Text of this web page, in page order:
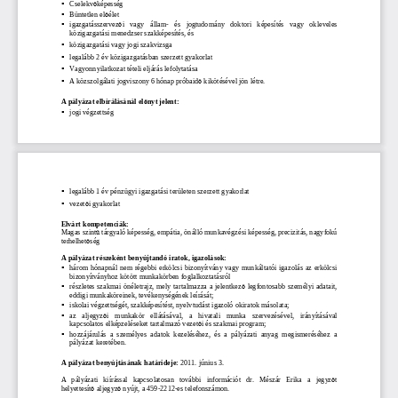

Cselekv őképesség

Büntetlen el őélet

igazgatásszervez ői   vagy   állam-   és   jogtudomány   doktori   képesítés   vagy
   okleveles
közigazgatási menedzser szakképesítés, és

közigazgatási vagy jogi szakvizsga

legalább 2 év közigazgatásban szerzett gyakorlat

Vagyonnyilatkozat tételi eljárás lefolytatása

A közszolgálati jogviszony 6 hónap próbaid ő kikötésével jön létre.
A pályázat elbírálásánál el őnyt jelent:

jogi végzettség
 legalább 1 év pénzügyi igazgatási területen szerzett gyakorlat

vezet ői gyakorlat
Elvárt kompetenciák:
Magas szint ű tárgyaló képesség, empátia, önálló munkavégzési képesség, precizitás, nagyfokú
terhelhet őség
A pályázat részeként benyújtandó iratok, igazolások:

három hónapnál nem  régebbi erkölcsi bizonyítvány vagy munkáltatói igazolás az erkölcsi
bizonyítványhoz kötött munkakörben foglalkoztatásról

részletes szakmai önéletrajz, mely tartalmazza a jelentkez ő legfontosabb személyi adatait,
eddigi munkaköreinek, tevékenységének leírását;

iskolai végzettségét, szakképesítést, nyelvtudást igazoló okiratok másolata;

az   aljegyz ői   munkakör   ellátásával,   a   hivatali   munka   szervezésével,   irányításával
kapcsolatos elképzeléseket tartalmazó vezet ői és szakmai program;

hozzájárulás  a  személyes  adatok  kezeléséhez,  és  a  pályázati  anyag  megismeréséhez  a
pályázat keretében.
A pályázat benyújtásának határideje: 2011. június 3.
A   pályázati   kiírással   kapcsolatosan   további   információt   dr.   Mészár   Erika   a   jegyz őt
helyettesít ő aljegyz ő nyújt, a 459-2212-es telefonszámon.